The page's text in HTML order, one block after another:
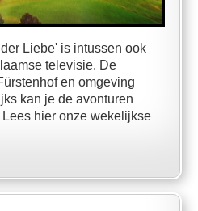
Liebe' is intussen ook
televisie. De
en omgeving
kan je de avonturen
hier onze wekelijkse